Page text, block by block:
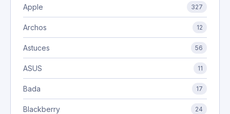
Apple 327
Archos 12
Astuces 56
ASUS 11
Bada 17
Blackberry 24